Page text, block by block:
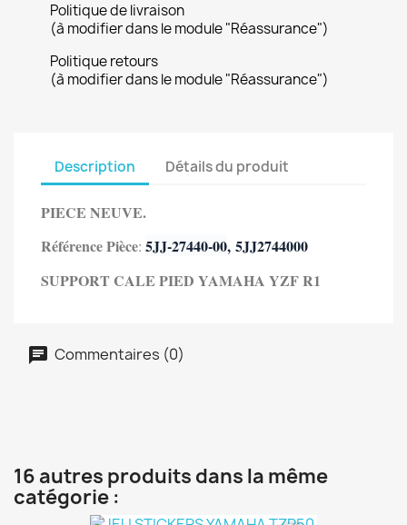
Politique de livraison
(à modifier dans le module "Réassurance")
Politique retours
(à modifier dans le module "Réassurance")
Description Détails du produit
PIECE NEUVE.
Référence Pièce: 5JJ-27440-00, 5JJ2744000
SUPPORT CALE PIED YAMAHA YZF R1
Commentaires (0)
16 autres produits dans la même
catégorie :